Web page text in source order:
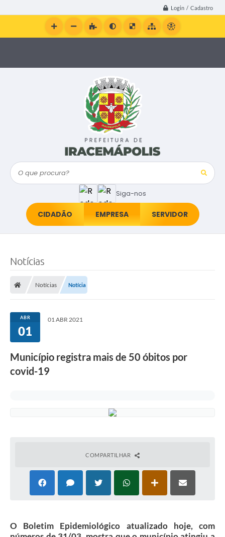
Login / Cadastro
Siga-nos
O que procura?
CIDADÃO EMPRESA SERVIDOR
Notícias
Notícias Notícia
ABR
01
01 ABR 2021
Município registra mais de 50 óbitos por
covid-19
COMPARTILHAR
O Boletim Epidemiológico atualizado hoje, com